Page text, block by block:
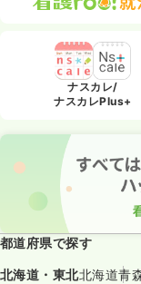
ナスカレ/
ナスカレPlus+
都道府県で探す
北海道・東北北海道青